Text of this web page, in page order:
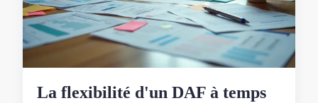
La flexibilité d'un DAF à temps